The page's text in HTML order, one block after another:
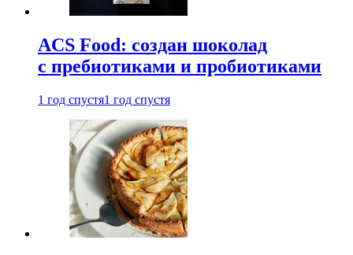
ACS Food: создан шоколад
с пребиотиками и пробиотиками
1 год спустя1 год спустя